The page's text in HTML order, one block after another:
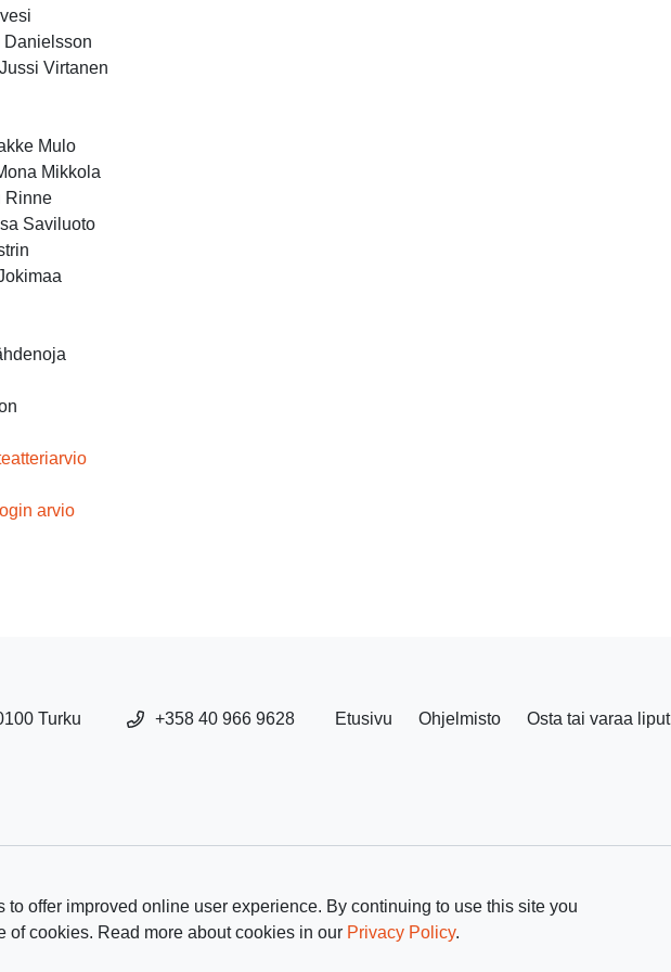
to offer improved online user experience. By continuing to use this site you
of cookies. Read more about cookies in our Privacy Policy.
Danielsson
Virtanen
Mulo
Mikkola
Rinne
Saviluoto
arvio
Turku +358 40 966 9628 Etusivu Ohjelmisto Osta tai varaa liput